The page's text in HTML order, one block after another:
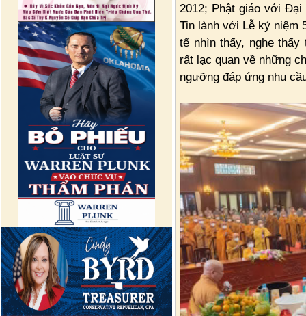
2012; Phật giáo với Đại
Tin lành với Lễ kỷ niệm
tế nhìn thấy, nghe
rất lạc quan về những
ngưỡng đáp ứng nhu